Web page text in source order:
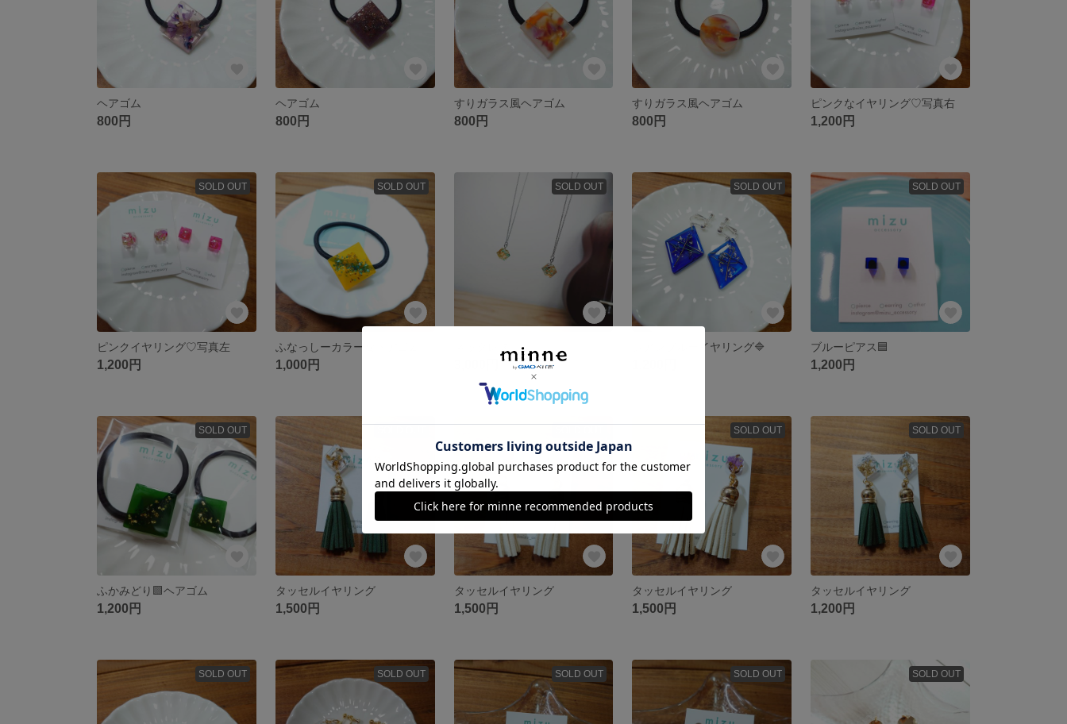
ヘアゴム
800円
ヘアゴム
800円
すりガラス風ヘアゴム
800円
すりガラス風ヘアゴム
800円
ピンクなイヤリング♡写真右
1,200円
SOLD OUT
ピンクイヤリング♡写真左
1,200円
SOLD OUT
ふなっしーカラーなヘアゴム
1,000円
SOLD OUT SOLD OUT
シアンブルーイヤリング🔷
SOLD OUT
ブルーピアス🟦
1,200円
SOLD OUT
ふかみどり🟩ヘアゴム
1,200円
タッセルイヤリング
1,500円
タッセルイヤリング
1,500円
SOLD OUT
タッセルイヤリング
1,500円
SOLD OUT
タッセルイヤリング
1,200円
SOLD OUT SOLD OUT SOLD OUT SOLD OUT SOLD OUT